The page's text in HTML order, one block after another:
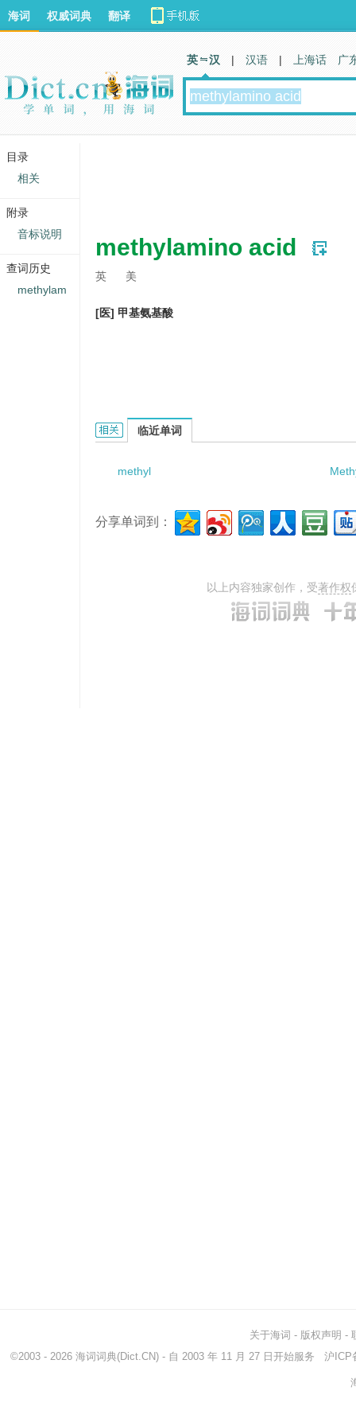
methylamino acid
英 美
[医] 甲基氨基酸
methylamino acid的相关资料：
临近单词
methyl
分享单词到：
以上内容独家创作，受著作权
海词 权威词典 翻译
英 汉 | 汉语 | 上海话 广
关于海词 - 版权声明 -
©2003 - 2026 海词词典(Dict.CN) - 自 2003 年 11 月 27 日开始服务 沪ICP
目录
相关
附录
音标说明
查词历史
methylam